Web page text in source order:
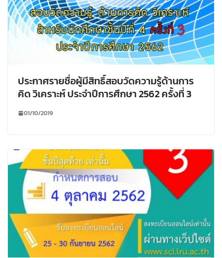
ประกาศรายชื่อผู้มีสิทธิ์สอบวัดความรู้ด้านการ
คิด วิเคราะห์ ประจำปีการศึกษา 2562 ครั้งที่ 3
01/10/2019